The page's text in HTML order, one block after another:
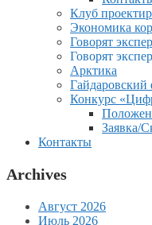
Клуб
Экономика
Говорят
Говорят
Арктика
Гайдаровский
Конкурс
Заявка/
Контакты
Archives
Август 2026
Июль 2026